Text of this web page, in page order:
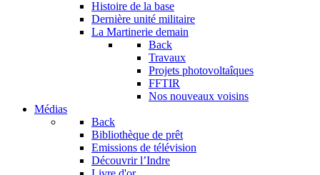
Histoire de la base
Dernière unité militaire
La Martinerie demain
Back
Travaux
Projets photovoltaîques
FFTIR
Nos nouveaux voisins
Médias
Back
Bibliothèque de prêt
Emissions de télévision
Découvrir l’Indre